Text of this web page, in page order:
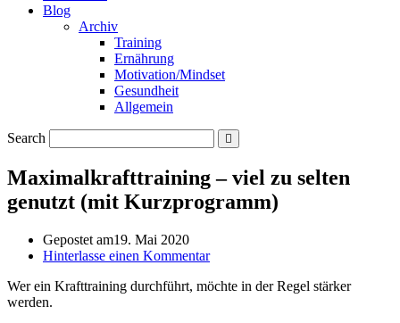
Blog
Archiv
Training
Ernährung
Motivation/Mindset
Gesundheit
Allgemein
Search
Maximalkrafttraining – viel zu selten
genutzt (mit Kurzprogramm)
Gepostet am19. Mai 2020
Hinterlasse einen Kommentar
Wer ein Krafttraining durchführt, möchte in der Regel stärker
werden.